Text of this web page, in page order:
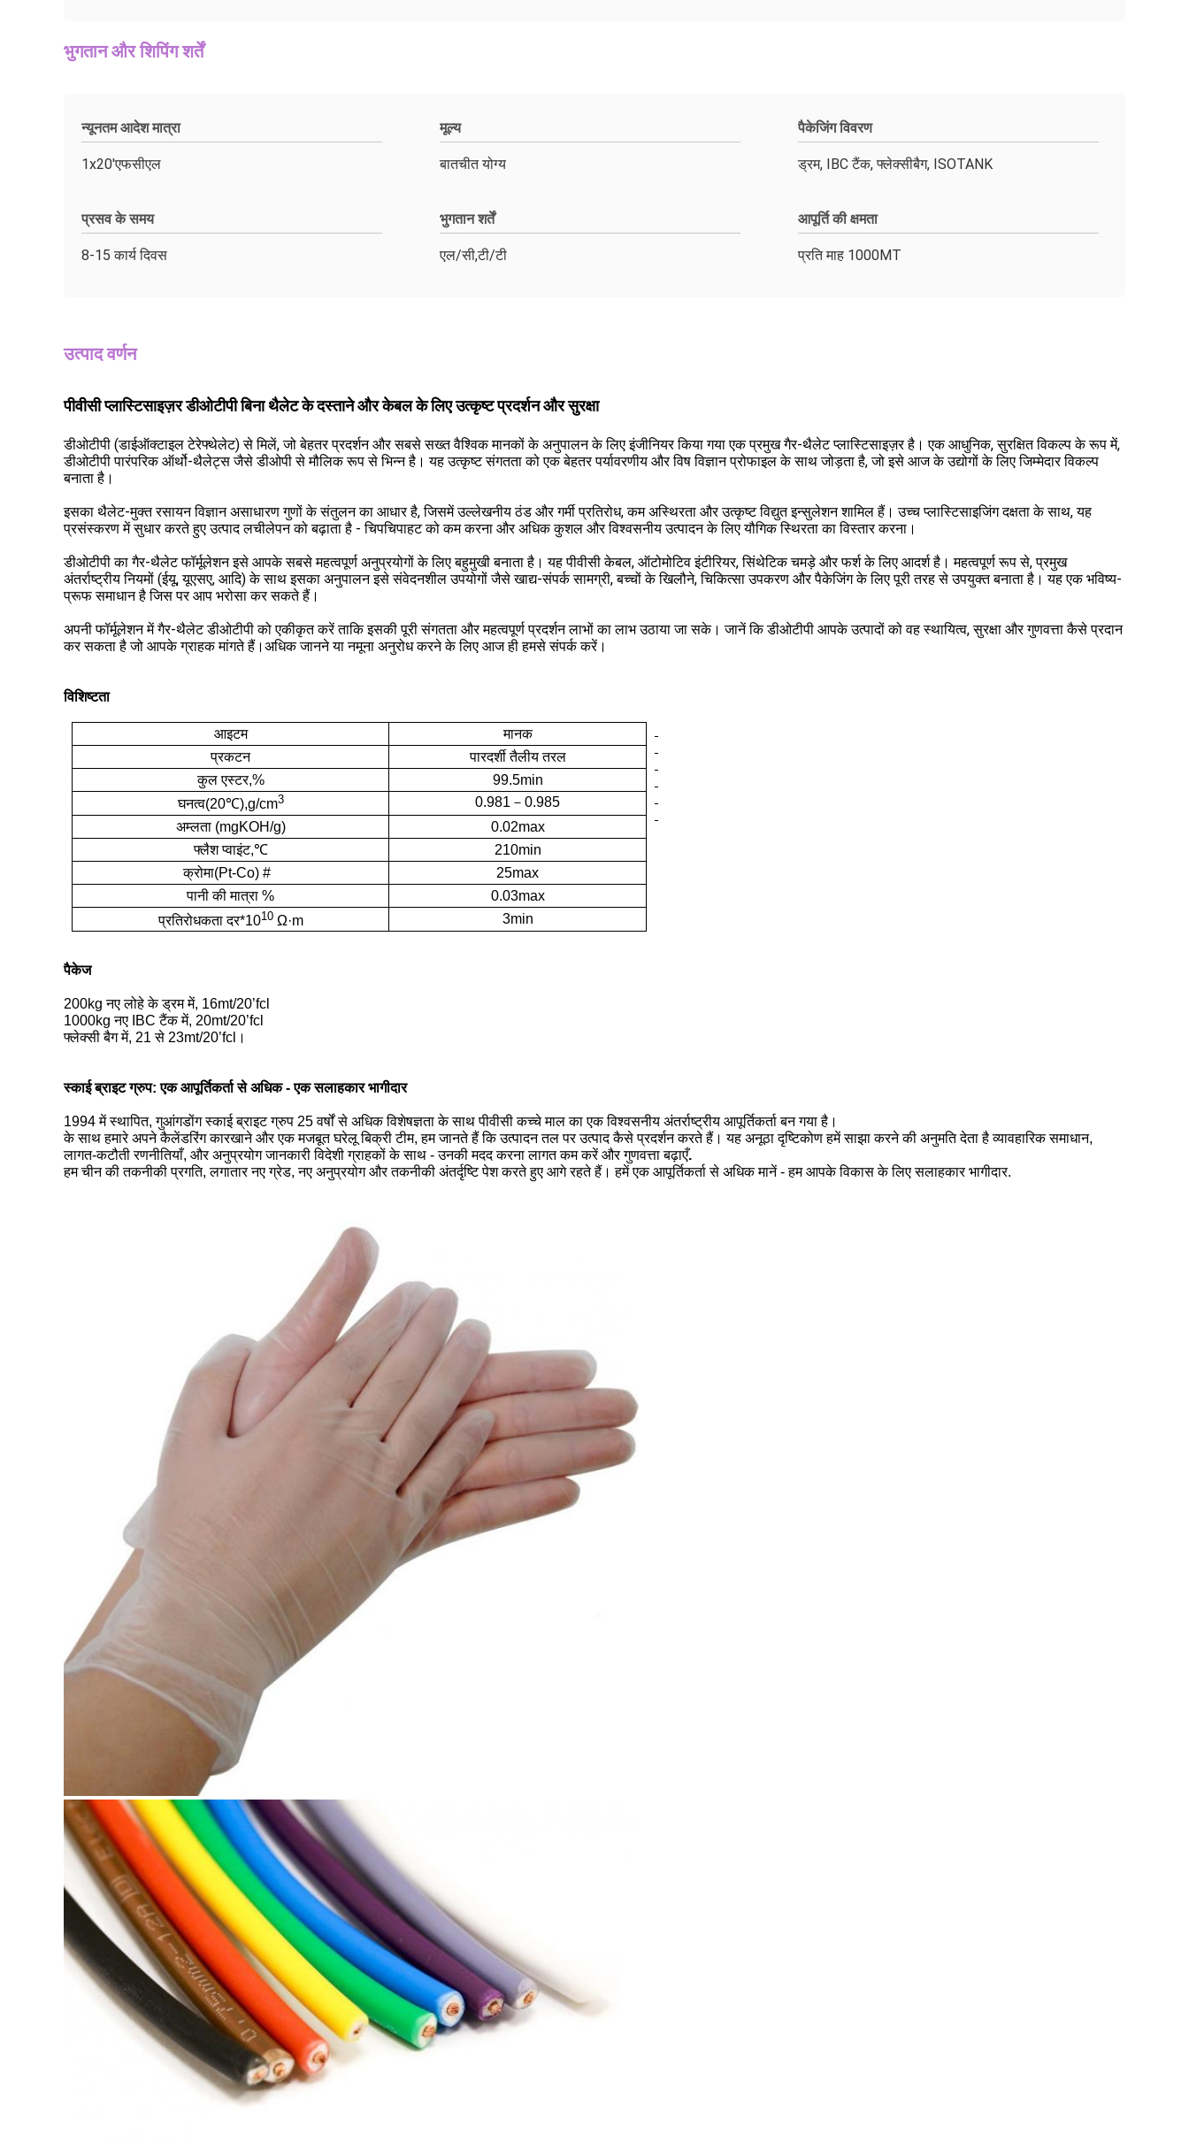
भुगतान और शिपिंग शर्तें
न्यूनतम आदेश मात्रा
1x20'एफसीएल
मूल्य
बातचीत योग्य
पैकेजिंग विवरण
ड्रम, IBC टैंक, फ्लेक्सीबैग, ISOTANK
प्रसव के समय
8-15 कार्य दिवस
भुगतान शर्तें
एल/सी,टी/टी
आपूर्ति की क्षमता
प्रति माह 1000MT
उत्पाद वर्णन
पीवीसी प्लास्टिसाइज़र डीओटीपी बिना थैलेट के दस्ताने और केबल के लिए उत्कृष्ट प्रदर्शन और सुरक्षा
डीओटीपी (डाईऑक्टाइल टेरेफ्थेलेट) से मिलें, जो बेहतर प्रदर्शन और सबसे सख्त वैश्विक मानकों के अनुपालन के लिए इंजीनियर किया गया एक प्रमुख गैर-थैलेट प्लास्टिसाइज़र है। एक आधुनिक, सुरक्षित विकल्प के रूप में,
डीओटीपी पारंपरिक ऑर्थो-थैलेट्स जैसे डीओपी से मौलिक रूप से भिन्न है। यह उत्कृष्ट संगतता को एक बेहतर पर्यावरणीय और विष विज्ञान प्रोफाइल के साथ जोड़ता है, जो इसे आज के उद्योगों के लिए जिम्मेदार विकल्प
बनाता है।
इसका थैलेट-मुक्त रसायन विज्ञान असाधारण गुणों के संतुलन का आधार है, जिसमें उल्लेखनीय ठंड और गर्मी प्रतिरोध, कम अस्थिरता और उत्कृष्ट विद्युत इन्सुलेशन शामिल हैं। उच्च प्लास्टिसाइजिंग दक्षता के साथ, यह
प्रसंस्करण में सुधार करते हुए उत्पाद लचीलेपन को बढ़ाता है - चिपचिपाहट को कम करना और अधिक कुशल और विश्वसनीय उत्पादन के लिए यौगिक स्थिरता का विस्तार करना।
डीओटीपी का गैर-थैलेट फॉर्मूलेशन इसे आपके सबसे महत्वपूर्ण अनुप्रयोगों के लिए बहुमुखी बनाता है। यह पीवीसी केबल, ऑटोमोटिव इंटीरियर, सिंथेटिक चमड़े और फर्श के लिए आदर्श है। महत्वपूर्ण रूप से, प्रमुख
अंतर्राष्ट्रीय नियमों (ईयू, यूएसए, आदि) के साथ इसका अनुपालन इसे संवेदनशील उपयोगों जैसे खाद्य-संपर्क सामग्री, बच्चों के खिलौने, चिकित्सा उपकरण और पैकेजिंग के लिए पूरी तरह से उपयुक्त बनाता है। यह एक भविष्य-
प्रूफ समाधान है जिस पर आप भरोसा कर सकते हैं।
अपनी फॉर्मूलेशन में गैर-थैलेट डीओटीपी को एकीकृत करें ताकि इसकी पूरी संगतता और महत्वपूर्ण प्रदर्शन लाभों का लाभ उठाया जा सके। जानें कि डीओटीपी आपके उत्पादों को वह स्थायित्व, सुरक्षा और गुणवत्ता कैसे प्रदान
कर सकता है जो आपके ग्राहक मांगते हैं। अधिक जानने या नमूना अनुरोध करने के लिए आज ही हमसे संपर्क करें।
विशिष्टता
आइटम
मानक
प्रकटन
पारदर्शी तैलीय तरल
कुल एस्टर,%
99.5min
घनत्व(20℃),g/cm3 0.981 － 0.985
अम्लता (mgKOH/g)
0.02max
फ्लैश प्वाइंट,℃
210min
क्रोमा(Pt-Co) #
25max
पानी की मात्रा %
0.03max
प्रतिरोधकता दर*1010 Ω·m 3min
पैकेज
200kg नए लोहे के ड्रम में, 16mt/20’fcl
1000kg नए IBC टैंक में, 20mt/20’fcl
फ्लेक्सी बैग में, 21 से 23mt/20’fcl।
स्काई ब्राइट ग्रुप: एक आपूर्तिकर्ता से अधिक - एक सलाहकार भागीदार
1994 में स्थापित, गुआंगडोंग स्काई ब्राइट ग्रुप 25 वर्षों से अधिक विशेषज्ञता के साथ पीवीसी कच्चे माल का एक विश्वसनीय अंतर्राष्ट्रीय आपूर्तिकर्ता बन गया है।
के साथ हमारे अपने कैलेंडरिंग कारखाने और एक मजबूत घरेलू बिक्री टीम, हम जानते हैं कि उत्पादन तल पर उत्पाद कैसे प्रदर्शन करते हैं। यह अनूठा दृष्टिकोण हमें साझा करने की अनुमति देता है व्यावहारिक समाधान,
लागत-कटौती रणनीतियाँ, और अनुप्रयोग जानकारी विदेशी ग्राहकों के साथ - उनकी मदद करना लागत कम करें और गुणवत्ता बढ़ाएँ.
हम चीन की तकनीकी प्रगति, लगातार नए ग्रेड, नए अनुप्रयोग और तकनीकी अंतर्दृष्टि पेश करते हुए आगे रहते हैं। हमें एक आपूर्तिकर्ता से अधिक मानें - हम आपके विकास के लिए सलाहकार भागीदार.